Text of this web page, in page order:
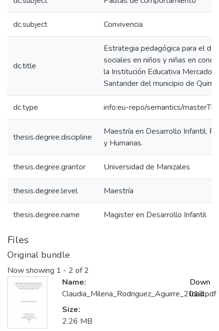
dc.subject Convivencia
dc.title
Estrategia pedagógica para el
sociales en niños y niñas en
la Institución Educativa
Santander del municipio de
dc.type info:eu-repo/semantics/
thesis.degree.discipline
Maestría en Desarrollo Infantil,
y Humanas.
thesis.degree.grantor Universidad de Manizales
thesis.degree.level Maestría
thesis.degree.name Magister en Desarrollo Infantil
Files
Original bundle
Now showing 1 - 2 of 2
Name:
Claudia_Milena_Rodriguez_Aguirre_2013.pdf
Size:
2.26 MB
Down
load